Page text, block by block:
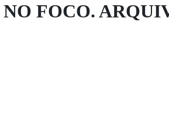
FOCO.